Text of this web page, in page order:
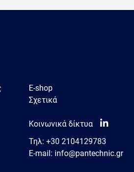
E-shop
Σχετικά
Κοινωνικά δίκτυα
Τηλ: +30 2104129783
E-mail: info@pantechnic.gr